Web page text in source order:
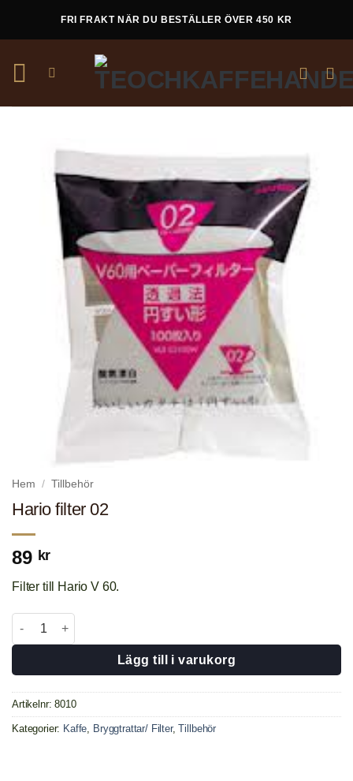
FRI FRAKT NÄR DU BESTÄLLER ÖVER 450 KR
Hem / Tillbehör
Hario filter 02
89 kr
Filter till Hario V 60.
Hario filter 02 mängd
Lägg till i varukorg
Artikelnr:8010
Kategorier: Kaffe Bryggtrattar/ Filter,Tillbehör